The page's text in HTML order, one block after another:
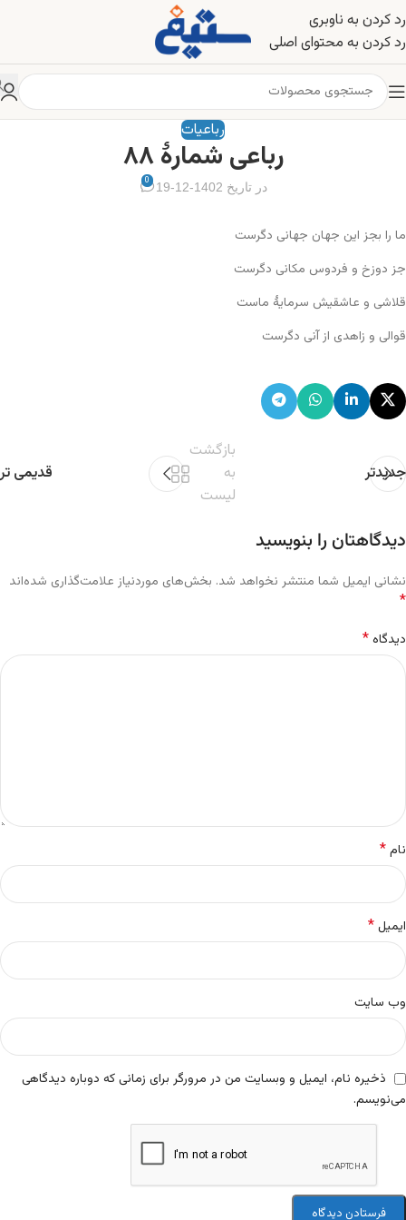
رد کردن به ناوبری
رد کردن به محتوای اصلی
رباعیات
رباعی شمارهٔ ۸۸
در تاریخ 1402-12-19 0
ما را بجز این جهان جهانی دگرست
جز دوزخ و فردوس مکانی دگرست
قلاشی و عاشقیش سرمایهٔ ماست
قوالی و زاهدی از آنی دگرست
جدیدتر
بازگشت
به
لیست
قدیمی تر
دیدگاهتان را بنویسید
نشانی ایمیل شما منتشر نخواهد شد. بخش‌های موردنیاز علامت‌گذاری شده‌اند
*
دیدگاه*
نام*
ایمیل*
وب‌ سایت
ذخیره نام، ایمیل و وبسایت من در مرورگر برای زمانی که دوباره دیدگاهی
می‌نویسم.